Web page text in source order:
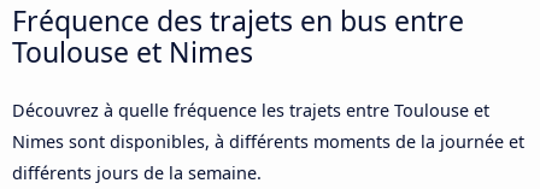
Fréquence des trajets en bus entre
Toulouse et Nimes
Découvrez à quelle fréquence les trajets entre Toulouse et
Nimes sont disponibles, à différents moments de la journée et
différents jours de la semaine.